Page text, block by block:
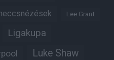
Lee Grant
Ligakupa
Luke Shaw